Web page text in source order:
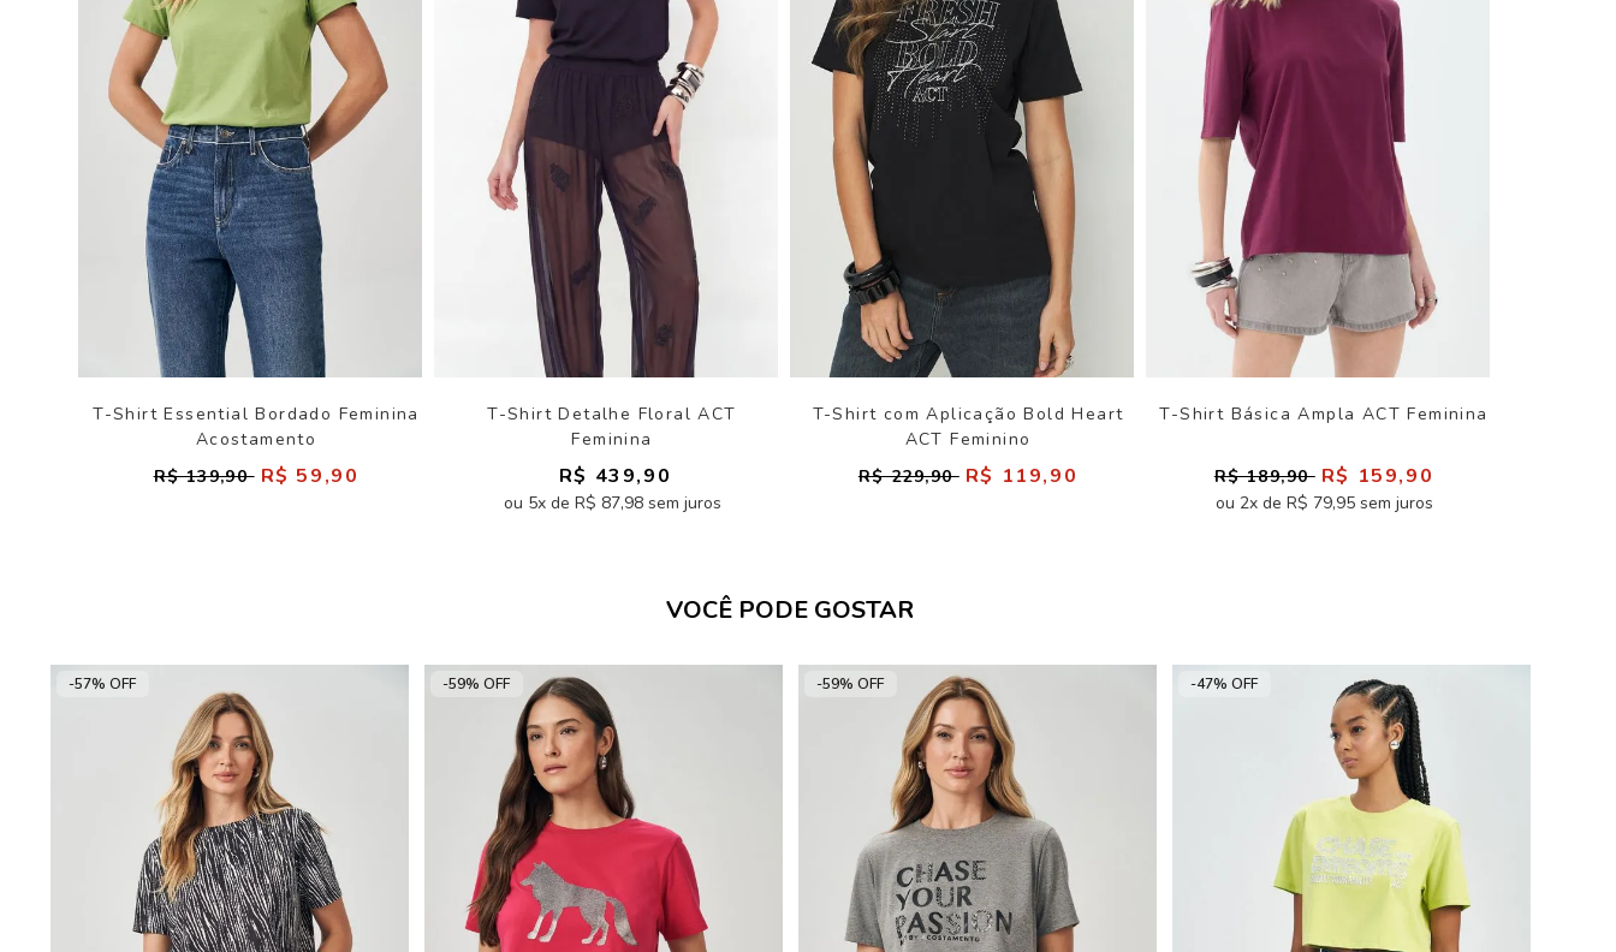
T-Shirt Essential Bordado Feminina
Acostamento
R$ 139,90 R$ 59,90
T-Shirt Detalhe Floral ACT
Feminina
R$ 439,90
ou 5x de R$ 87,98 sem juros
T-Shirt com Aplicação Bold Heart
ACT Feminino
R$ 229,90 R$ 119,90
T-Shirt Básica Ampla ACT Feminina
R$ 189,90 R$ 159,90
ou 2x de R$ 79,95 sem juros
VOCÊ PODE GOSTAR
-57% OFF -59% OFF -59% OFF -47% OFF